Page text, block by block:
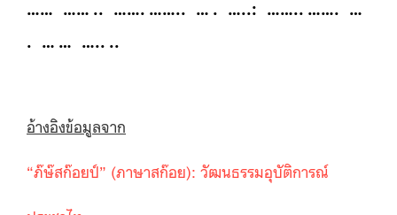
…… …… .. ……. …….. … . …..: …….. ……. …
. … … ….. ..
อ้างอิงข้อมูลจาก
“ภ๊ษ๊สก๊อยป์” (ภาษาสก๊อย): วัฒนธรรมอุบัติการณ์